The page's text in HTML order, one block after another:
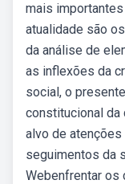
mais
atualidade são
da análise de
as inflexões da
social, o
constitucional da
alvo de
seguimentos da
Webenfrentar